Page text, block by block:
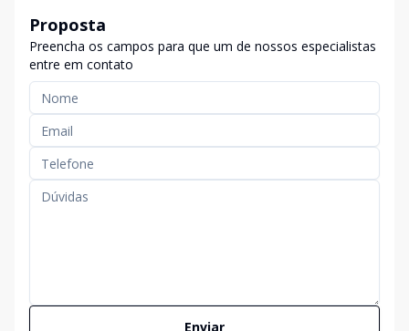
Proposta
Preencha os campos para que um de nossos especialistas
entre em contato
Enviar